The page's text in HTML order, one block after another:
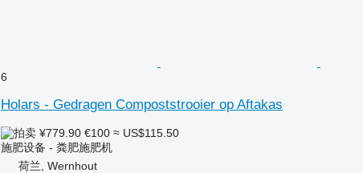
6
Holars - Gedragen Compoststrooier op Aftakas
¥779.90 €100 ≈ US$115.50
施肥设备 - 粪肥施肥机
荷兰, Wernhout